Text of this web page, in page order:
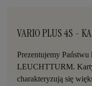
VARIO PLUS 4S -
Prezentujemy
LEUCHTTURM.
charakteryzują się